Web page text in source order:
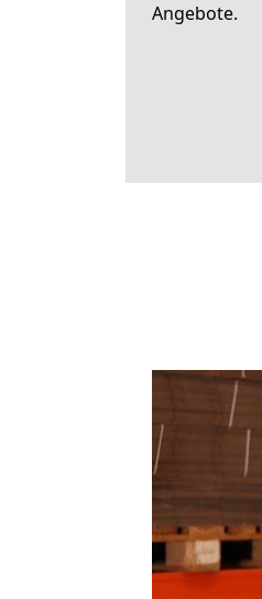
Angebote.